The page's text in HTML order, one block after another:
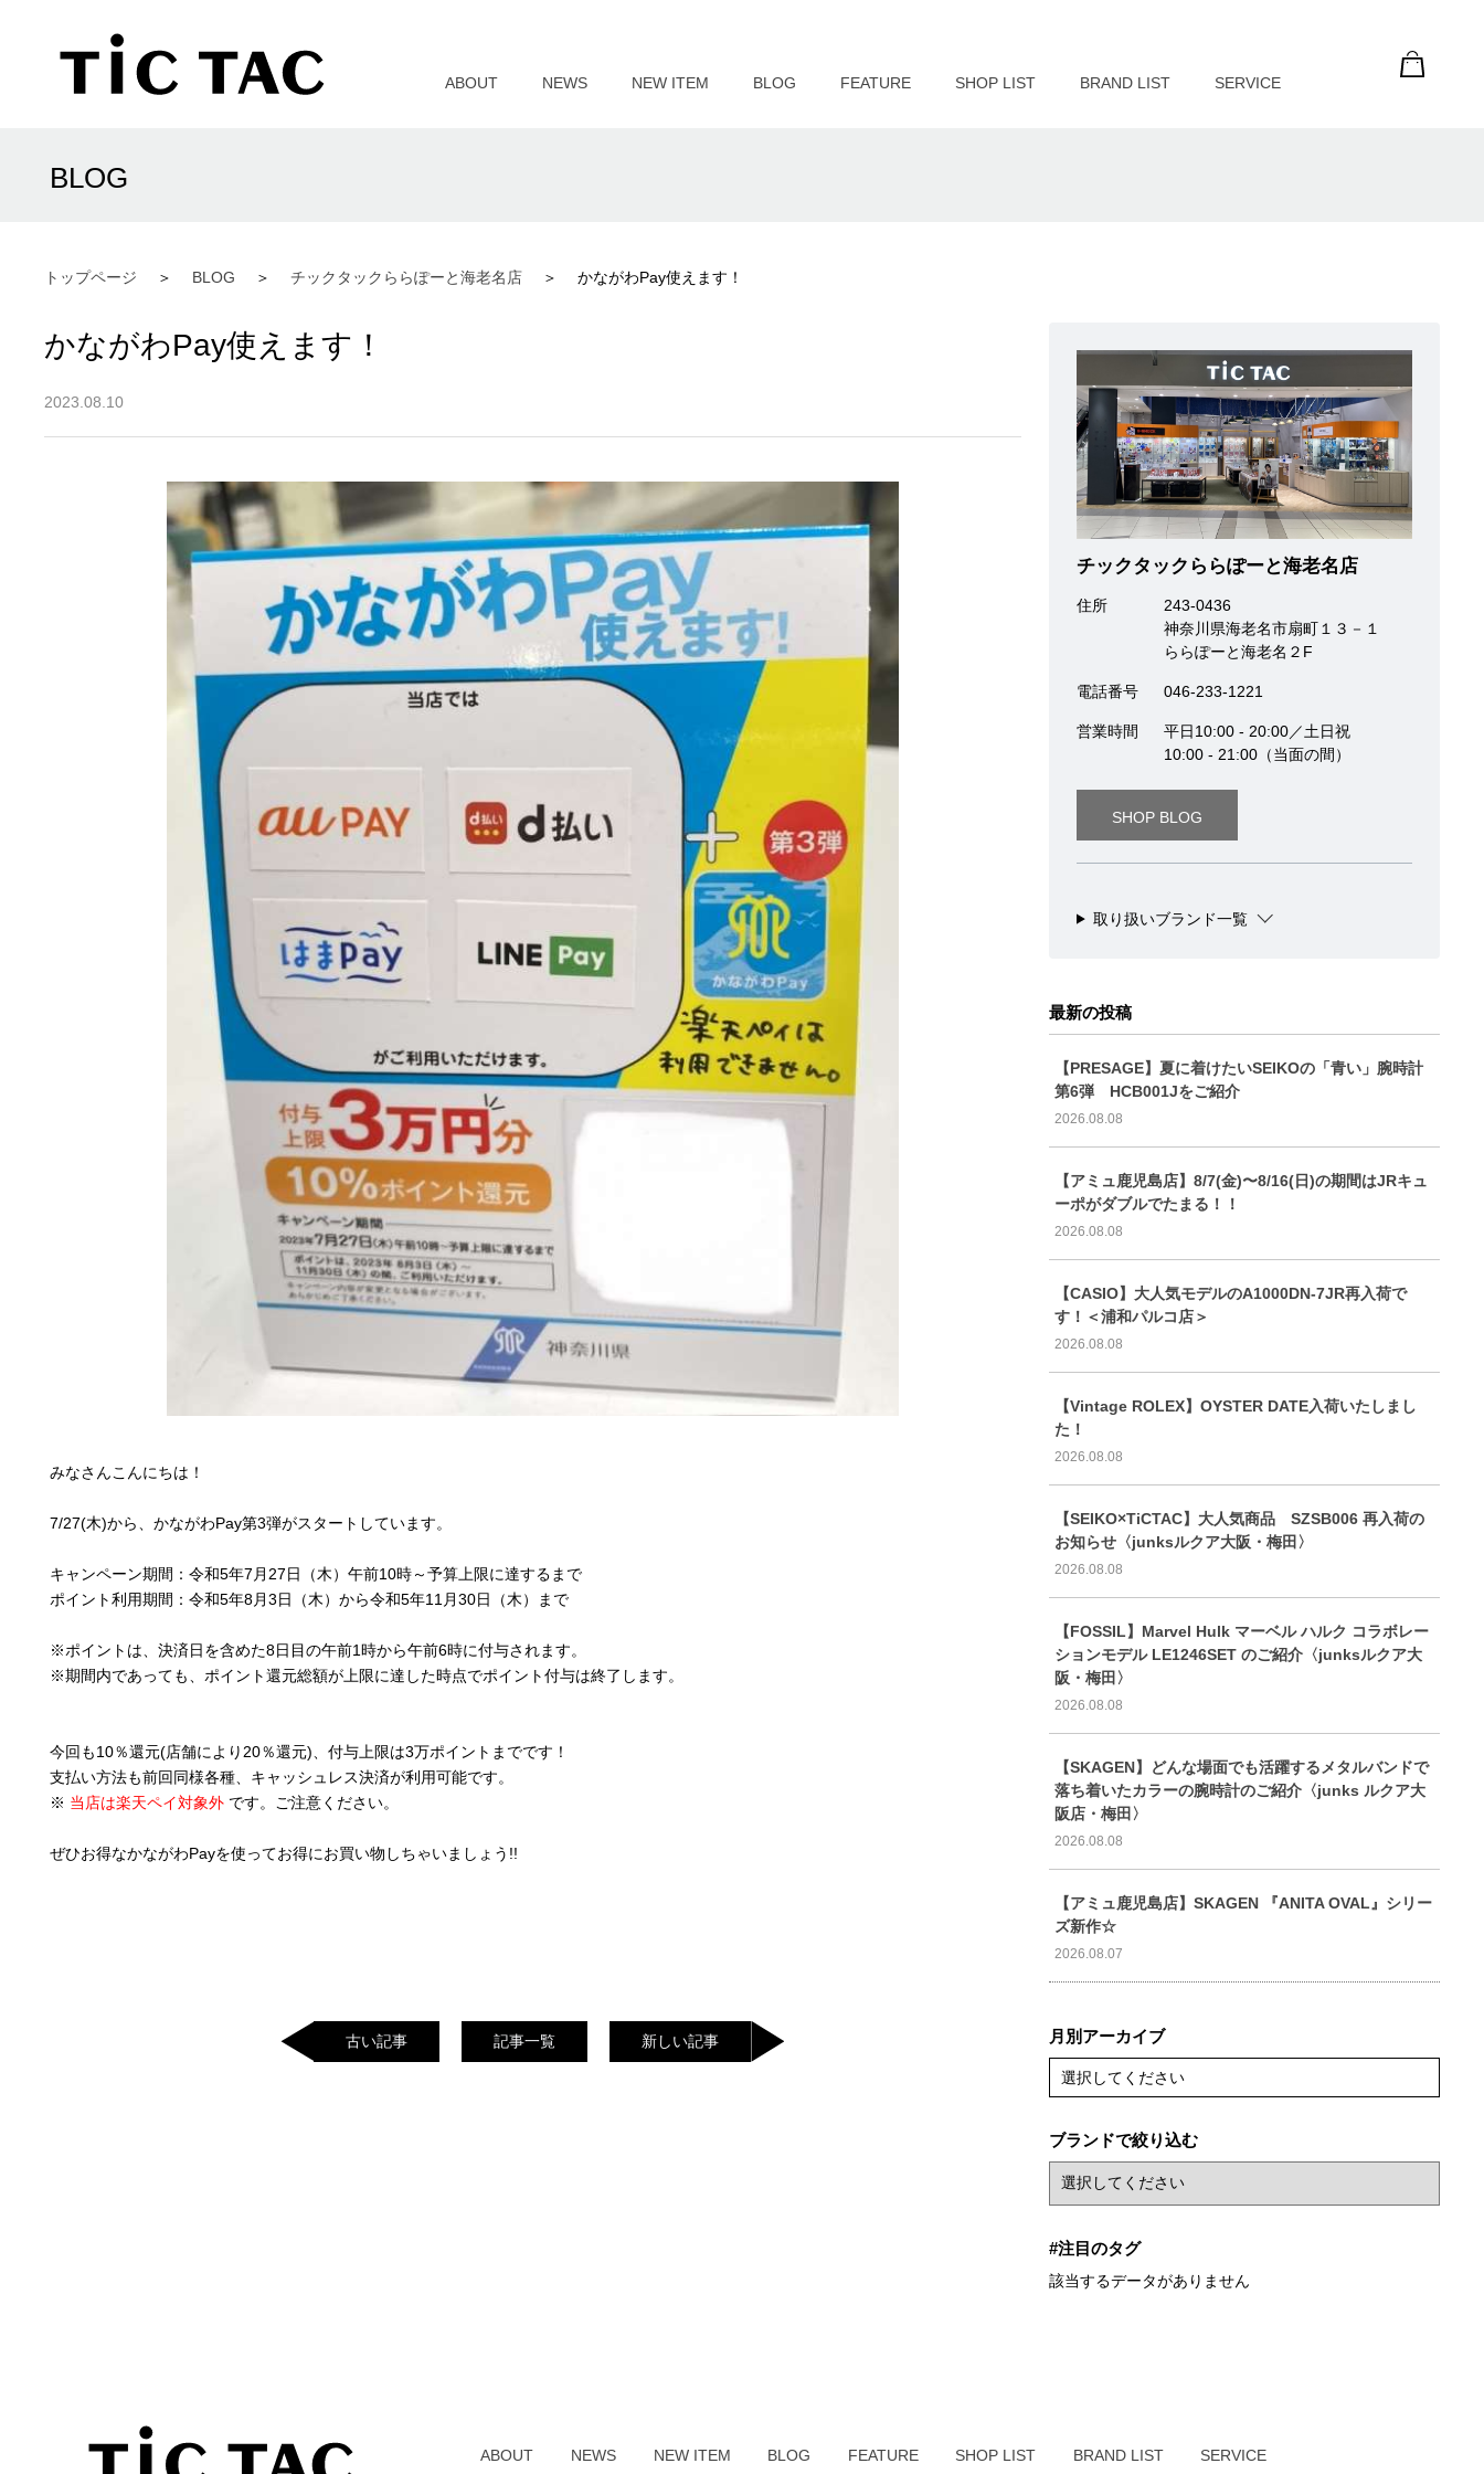
ABOUT NEWS NEW ITEM BLOG FEATURE SHOP LIST BRAND LIST SERVICE
トップページ BLOG チックタックららぽーと海老名店 かながわPay使えます！
BLOG
かながわPay使えます！
2023.08.10
みなさんこんにちは！
7/27(木)から、かながわPay第3弾がスタートしています。
キャンペーン期間：令和5年7月27日（木）午前10時～予算上限に達するまで
ポイント利用期間：令和5年8月3日（木）から令和5年11月30日（木）まで
※ポイントは、決済日を含めた8日目の午前1時から午前6時に付与されます。
※期間内であっても、ポイント還元総額が上限に達した時点でポイント付与は終了します。
今回も10％還元(店舗により20％還元)、付与上限は3万ポイントまでです！
支払い方法も前回同様各種、キャッシュレス決済が利用可能です。
※ 当店は楽天ペイ対象外 です。ご注意ください。
ぜひお得なかながわPayを使ってお得にお買い物しちゃいましょう!!
古い記事 記事一覧 新しい記事
チックタックららぽーと海老名店
住所
243-0436
神奈川県海老名市扇町１３－１
ららぽーと海老名２F
電話番号 046-233-1221
営業時間
平日10:00 - 20:00／土日祝
10:00 - 21:00（当面の間）
SHOP BLOG
取り扱いブランド一覧
最新の投稿
【PRESAGE】夏に着けたいSEIKOの「青い」腕時計
第6弾 HCB001Jをご紹介
2026.08.08
【アミュ鹿児島店】8/7(金)〜8/16(日)の期間はJRキュ
ーポがダブルでたまる！！
2026.08.08
【CASIO】大人気モデルのA1000DN-7JR再入荷で
す！＜浦和パルコ店＞
2026.08.08
【Vintage ROLEX】OYSTER DATE入荷いたしまし
た！
2026.08.08
【SEIKO×TiCTAC】大人気商品 SZSB006 再入荷の
お知らせ〈junksルクア大阪・梅田〉
2026.08.08
【FOSSIL】Marvel Hulk マーベル ハルク コラボレー
ションモデル LE1246SET のご紹介〈junksルクア大
阪・梅田〉
2026.08.08
【SKAGEN】どんな場面でも活躍するメタルバンドで
落ち着いたカラーの腕時計のご紹介〈junks ルクア大
阪店・梅田〉
2026.08.08
【アミュ鹿児島店】SKAGEN 『ANITA OVAL』シリー
ズ新作☆
2026.08.07
月別アーカイブ
選択してください
ブランドで絞り込む
#注目のタグ
該当するデータがありません
ABOUT NEWS NEW ITEM BLOG FEATURE SHOP LIST BRAND LIST SERVICE